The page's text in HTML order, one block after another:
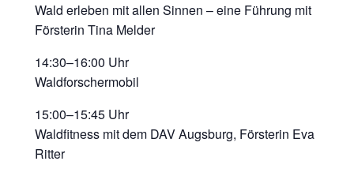
Wald erleben mit allen Sinnen – eine Führung mit
Försterin Tina Melder
14:30–16:00 Uhr
Waldforschermobil
15:00–15:45 Uhr
Waldfitness mit dem DAV Augsburg, Försterin Eva
Ritter